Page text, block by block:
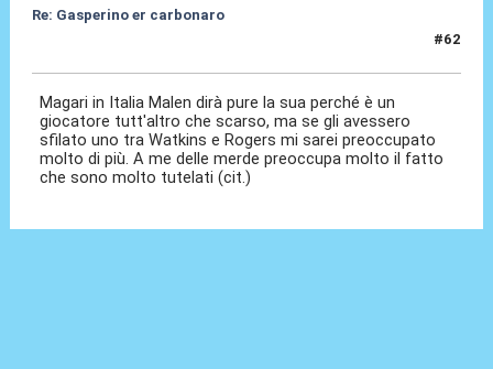
Re: Gasperino er carbonaro
#62
Magari in Italia Malen dirà pure la sua perché è un
giocatore tutt'altro che scarso, ma se gli avessero
sfilato uno tra Watkins e Rogers mi sarei preoccupato
molto di più. A me delle merde preoccupa molto il fatto
che sono molto tutelati (cit.)